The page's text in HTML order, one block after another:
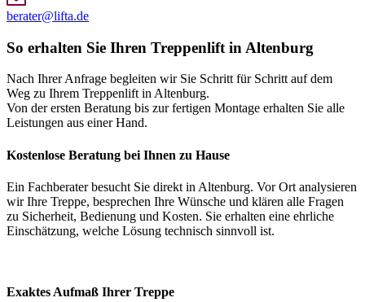
berater@lifta.de
So erhalten Sie Ihren Treppenlift in Altenburg
Nach Ihrer Anfrage begleiten wir Sie Schritt für Schritt auf dem
Weg zu Ihrem Treppenlift in Altenburg.
Von der ersten Beratung bis zur fertigen Montage erhalten Sie alle
Leistungen aus einer Hand.
Kostenlose Beratung bei Ihnen zu Hause
Ein Fachberater besucht Sie direkt in Altenburg. Vor Ort analysieren
wir Ihre Treppe, besprechen Ihre Wünsche und klären alle Fragen
zu Sicherheit, Bedienung und Kosten. Sie erhalten eine ehrliche
Einschätzung, welche Lösung technisch sinnvoll ist.
Exaktes Aufmaß Ihrer Treppe